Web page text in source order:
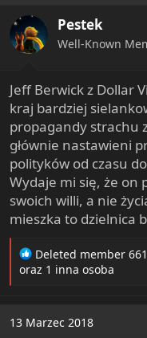
o
n
s
Pestek
Well-Known
Jeff Berwick z Dollar
kraj bardziej
propagandy strachu
głównie nastawieni
polityków od czasu
Wydaje mi się, że on
swoich willi, a nie
mieszka to dzielnica
R
e
i
Deleted member
oraz 1 inna osoba
13 Marzec 2018